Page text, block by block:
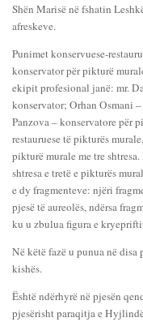
Shën Marisë në fshatin
afreskeve.
Punimet konservuese-
konservator për pikturë
ekipit profesional janë: mr.
konservator; Orhan Osmani
Panzova – konservatore për
restauruese të pikturës
pikturë murale me tre
shtresa e tretë e pikturës
e dy fragmenteve: njëri
pjesë të aureolës, ndërsa
ku u zbulua figura e
Në këtë fazë u punua në
kishës.
Është ndërhyrë në pjesën
pjesërisht paraqitja e